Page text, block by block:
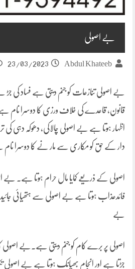
بے اصولی
Abdul Khateeb
23/03/2023
بے اصولی تنازعات کو جنم دیتی ہے فساد کی
قانون، قاعدے کی خلاف ورزی کا دوسرا نام
اظہار ہوتا ہے بے اصولی چالاکی، دھوکہ دہی
دار کے حق کو مکاری سے مار نے کا دوسرا
اصولی کے ذریعے کمایا مال حرام ہوتا ہے۔ بے
فائدعذاب ہوتا ہے بے اصولی سے ہتھیائی
بے
اصولی پر برے کام کو جنم دیتی ہے۔بے
جڑتا ہے اور انجام بھیانک ہوتا ہے بے اصولی